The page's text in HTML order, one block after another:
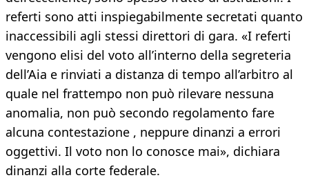
referti sono atti inspiegabilmente secretati quanto
inaccessibili agli stessi direttori di gara. «I referti
vengono elisi del voto all’interno della segreteria
dell’Aia e rinviati a distanza di tempo all’arbitro al
quale nel frattempo non può rilevare nessuna
anomalia, non può secondo regolamento fare
alcuna contestazione , neppure dinanzi a errori
oggettivi. Il voto non lo conosce mai», dichiara
dinanzi alla corte federale.